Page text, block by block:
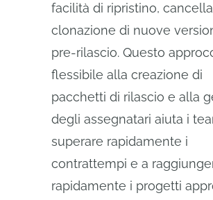
facilità di ripristino,
clonazione di nuove
pre-rilascio. Questo
flessibile alla creazione di
pacchetti di rilascio e alla
degli assegnatari aiuta i
superare rapidamente i
contrattempi e a
rapidamente i progetti